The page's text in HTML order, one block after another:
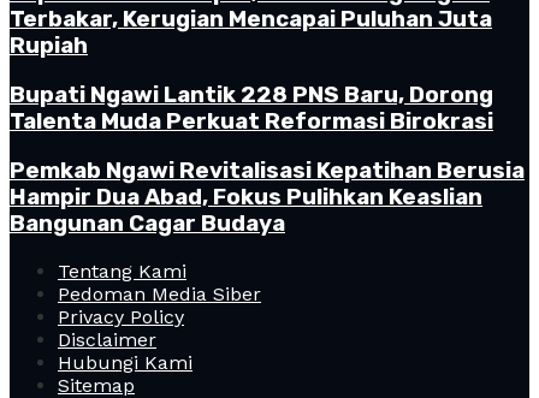
Terbakar, Kerugian Mencapai Puluhan Juta
Rupiah
Bupati Ngawi Lantik 228 PNS Baru, Dorong
Talenta Muda Perkuat Reformasi Birokrasi
Pemkab Ngawi Revitalisasi Kepatihan Berusia
Hampir Dua Abad, Fokus Pulihkan Keaslian
Bangunan Cagar Budaya
Tentang Kami
Pedoman Media Siber
Privacy Policy
Disclaimer
Hubungi Kami
Sitemap